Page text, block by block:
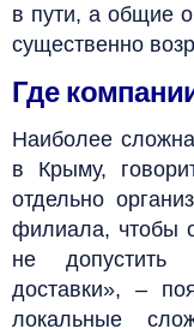
в пути, а общие
существенно
Где
Наиболее
в Крыму,
отдельно
филиала, чтобы
не допустить
доставки», –
локальные